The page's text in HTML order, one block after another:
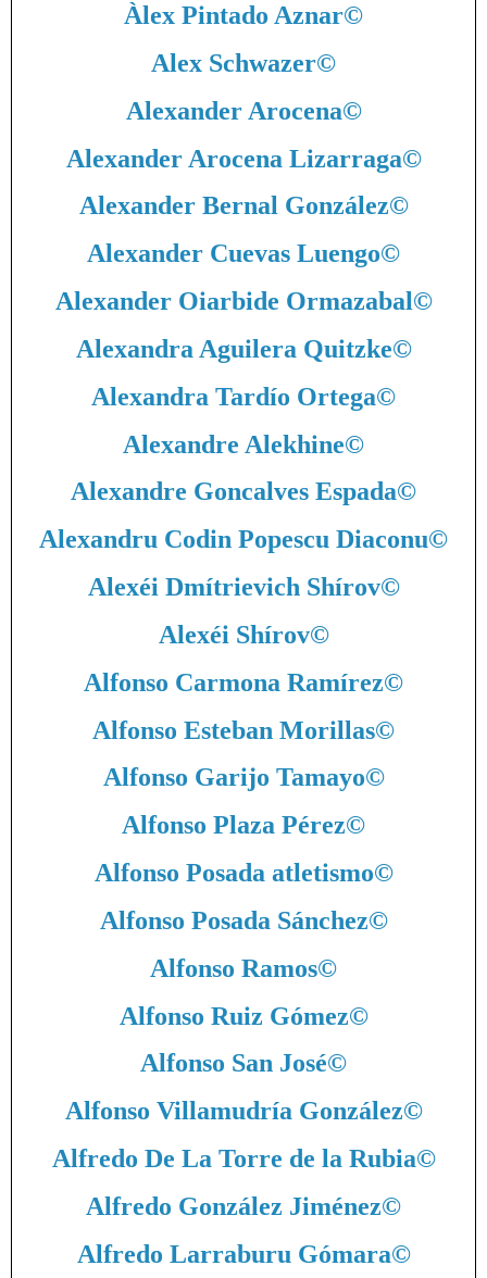
Àlex Pintado Aznar©
Alex Schwazer©
Alexander Arocena©
Alexander Arocena Lizarraga©
Alexander Bernal González©
Alexander Cuevas Luengo©
Alexander Oiarbide Ormazabal ©
Alexandra Aguilera Quitzke©
Alexandra Tardío Ortega©
Alexandre Alekhine©
Alexandre Goncalves Espada©
Alexandru Codin Popescu Diaconu©
Alexéi Dmítrievich Shírov©
Alexéi Shírov©
Alfonso Carmona Ramírez©
Alfonso Esteban Morillas©
Alfonso Garijo Tamayo©
Alfonso Plaza Pérez©
Alfonso Posada atletismo©
Alfonso Posada Sánchez©
Alfonso Ramos©
Alfonso Ruiz Gómez©
Alfonso San José©
Alfonso Villamudría González©
Alfredo De La Torre de la Rubia©
Alfredo González Jiménez©
Alfredo Larraburu Gómara©